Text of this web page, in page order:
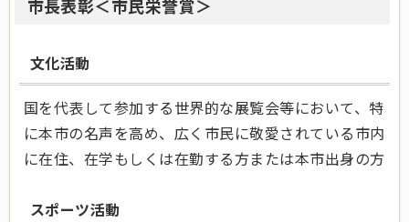
市長表彰＜市民栄誉賞＞
文化活動
国を代表して参加する世界的な展覧会等において、特
に本市の名声を高め、広く市民に敬愛されている市内
に在住、在学もしくは在勤する方または本市出身の方
スポーツ活動